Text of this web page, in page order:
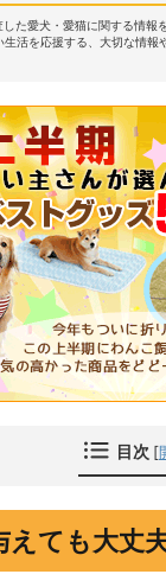
た愛犬・愛猫に関する情報を
活を応援する、大切な情報
目次 [
ても大丈